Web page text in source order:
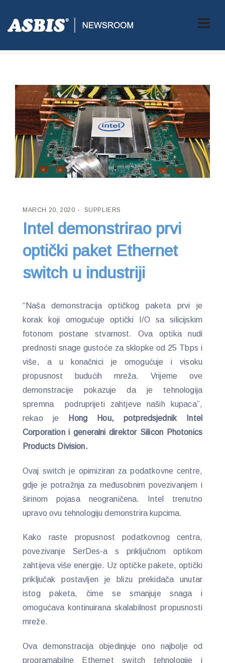
ASBIS CROATIA> SUPPLIERS> INTEL DEMONSTRIRAO PRVI
OPTIČKI PAKET ETHERNET SWITCH U INDUSTRIJI
MARCH 20, 2020 SUPPLIERS
Intel demonstrirao prvi
optički paket Ethernet
switch u industriji
“Naša demonstracija optičkog paketa prvi je
korak koji omogućuje optički I/O sa silicijskim
fotonom postane stvarnost. Ova optika nudi
prednosti snage gustoće za sklopke od 25 Tbps i
više, a u konačnici je omogućuje i visoku
propusnost budućih mreža. Vrijeme ove
demonstracije pokazuje da je tehnologija
spremna podruprijeti zahtjeve naših kupaca”,
rekao je
Hong Hou, potpredsjednik Intel
Corporation i generalni direktor Silicon Photonics
Products Division.
Ovaj switch je opimiziran za podatkovne centre,
gdje je potražnja za međusobnim povezivanjem i
širinom pojasa neograničena. Intel trenutno
upravo ovu tehnologiju demonstrira kupcima.
Kako raste propusnost podatkovnog centra,
povezivanje SerDes-a s priključnom optikom
zahtijeva više energije. Uz optičke pakete, optički
priključak postavljen je blizu prekidača unutar
istog paketa, čime se smanjuje snaga i
omogućava kontinuirana skalabilnost propusnosti
mreže.
Ova demonstracija objedinjuje ono najbolje od
programabilne Ethernet switch tehnologije i